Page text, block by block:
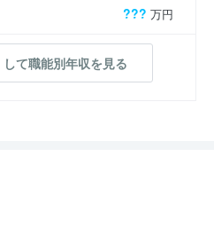
??? 万円
して職能別年収を見る